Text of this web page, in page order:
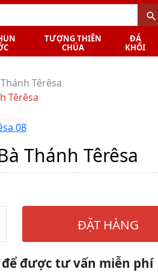
TƯỢNG THIÊN
CHÚA
ĐÁ
KHỐI
Têrêsa
Têrêsa
Thánh Têrêsa
ĐẶT HÀNG
để được tư vấn miễn phí